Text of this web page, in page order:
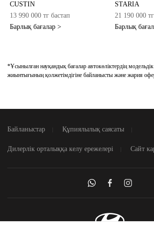
CUSTIN
13 990 000 тг бастап
Барлық бағалар >
STARIA
21 190 000
Барлық
*Ұсынылған науқандық бағалар автокөліктердің
жиынтығының қолжетімдігіне байланысты және жария
Байланыстар Құпиялылық саясаты
Дилерлік орталыққа келу ережелері Сайт